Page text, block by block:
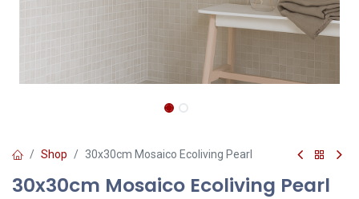
Shop 30x30cm Mosaico Ecoliving Pearl
30x30cm Mosaico Ecoliving Pearl